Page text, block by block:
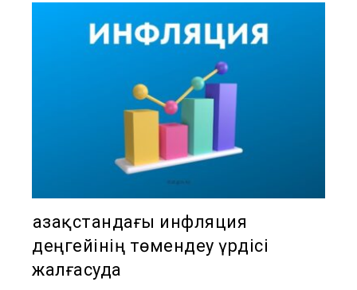
Қазақстандағы инфляция
деңгейінің төмендеу үрдісі
жалғасуда